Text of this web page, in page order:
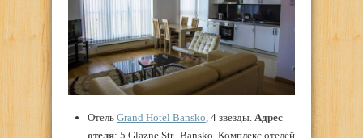
Отель Grand Hotel Bansko, 4 звезды. Адрес
отеля: 5 Glazne Str., Bansko. Комплекс отелей